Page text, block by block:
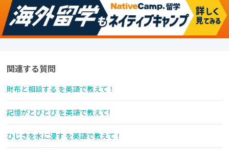
関連する質問
財布と相談する を英語で教えて！
記憶がとびとび を英語で教えて!
ひじきを水に浸す を英語で教えて！